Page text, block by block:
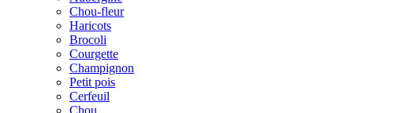
Chou-fleur
Haricots
Brocoli
Courgette
Champignon
Petit pois
Cerfeuil
Chou